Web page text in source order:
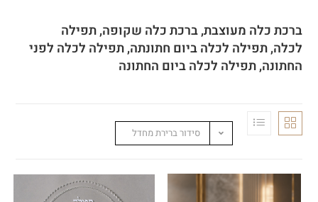
ברכת כלה מעוצבת, ברכת כלה שקופה, תפילה
לכלה, תפילה לכלה ביום חתונתה, תפילה לכלה לפני
החתונה, תפילה לכלה ביום החתונה
סידור ברירת מחדל